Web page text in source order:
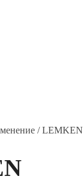
/LEMKEN